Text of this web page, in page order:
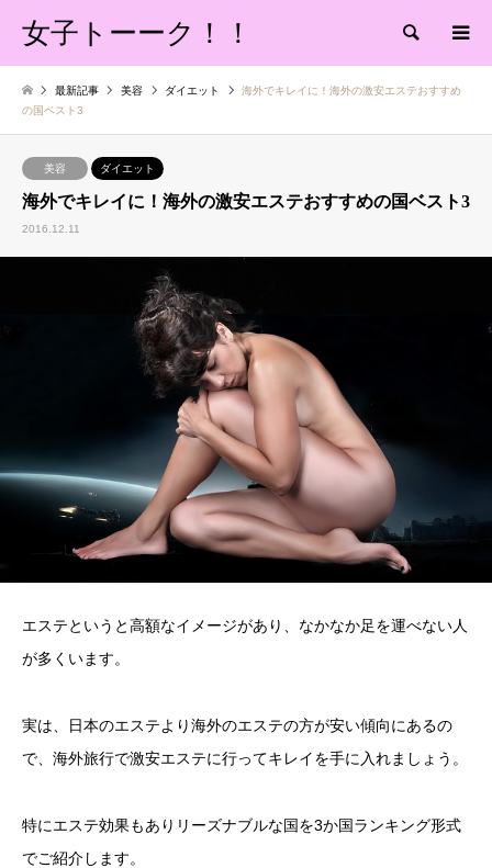
女子トーーク！！ 検索
最新記事 美容 ダイエット
海外でキレイに！海外の激安エステおすすめ
の国ベスト3
美容 ダイエット
海外でキレイに！海外の激安エステおすすめの国ベスト3
2016.12.11
エステというと高額なイメージがあり、なかなか足を運べない人
が多くいます。
実は、日本のエステより海外のエステの方が安い傾向にあるの
で、海外旅行で激安エステに行ってキレイを手に入れましょう。
特にエステ効果もありリーズナブルな国を3か国ランキング形式
でご紹介します。